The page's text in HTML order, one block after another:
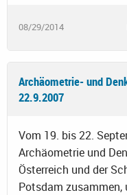
08/29/2014
Archäometrie- und
22.9.2007
Vom 19. bis 22.
Archäometrie und
Österreich und der
Potsdam zusammen,